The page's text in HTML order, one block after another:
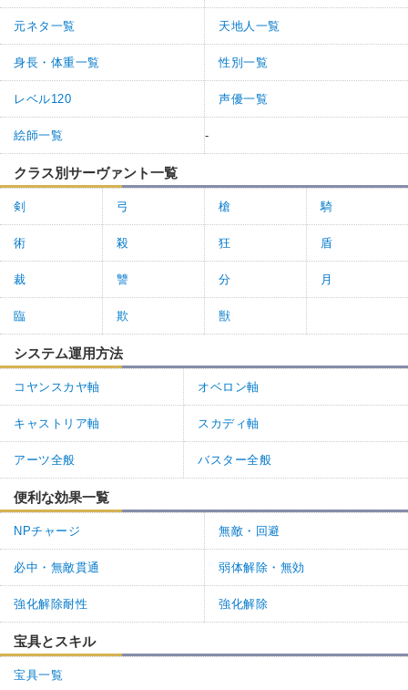
元ネタ一覧 天地人一覧
身長・体重一覧 性別一覧
レベル120 声優一覧
絵師一覧 -
クラス別サーヴァント一覧
剣 弓 槍 騎
術 殺 狂 盾
裁 讐 分 月
臨 欺 獣
システム運用方法
コヤンスカヤ軸 オベロン軸
キャストリア軸 スカディ軸
アーツ全般 バスター全般
便利な効果一覧
NPチャージ 無敵・回避
必中・無敵貫通 弱体解除・無効
強化解除耐性 強化解除
宝具とスキル
宝具一覧